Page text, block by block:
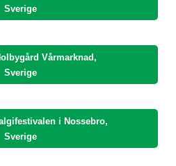
Sverige
Vårmarknad,
Sverige
i Nossebro,
Sverige